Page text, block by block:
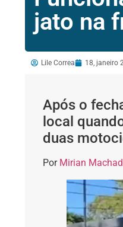
jato na
Lile Correa 18, janeiro
Após o
local
duas
Por Mirian